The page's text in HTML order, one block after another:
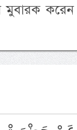
মুবারক করেন।